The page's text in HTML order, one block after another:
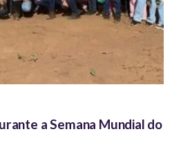
a Semana Mundial do